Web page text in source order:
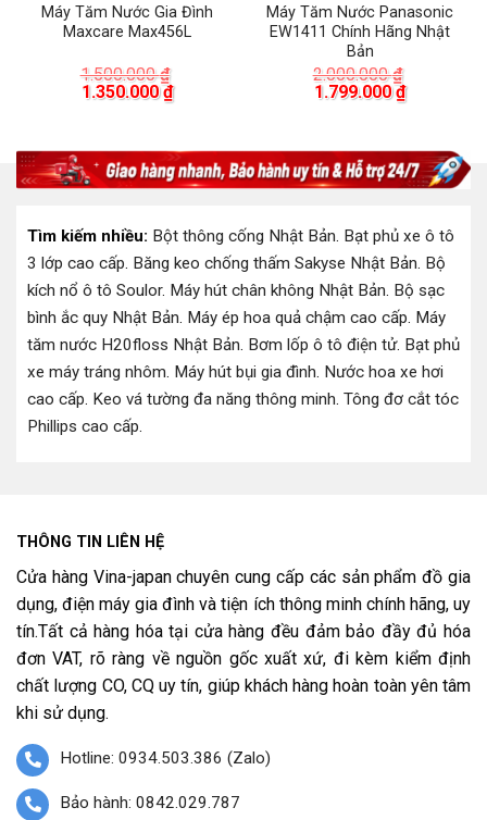
Máy Tăm Nước Gia Đình
Maxcare Max456L
1.500.000₫
Giá
1.350.000₫Giá
hiện
1.350.000 ₫.
Máy Tăm Nước Panasonic
EW1411 Chính Hãng Nhật
Bản
2.000.000₫
Giá
1.799.000₫Giá
hiện
1.799.000
Tìm kiếm nhiều: Bột thông cống Nhật Bản. Bạt phủ xe ô tô
3 lớp cao cấp. Băng keo chống thấm Sakyse Nhật Bản. Bộ
kích nổ ô tô Soulor. Máy hút chân không Nhật Bản. Bộ sạc
bình ắc quy Nhật Bản. Máy ép hoa quả chậm cao cấp. Máy
tăm nước H20floss Nhật Bản. Bơm lốp ô tô điện tử. Bạt phủ
xe máy tráng nhôm. Máy hút bụi gia đình. Nước hoa xe hơi
cao cấp. Keo vá tường đa năng thông minh. Tông đơ cắt tóc
Phillips cao cấp.
THÔNG TIN LIÊN HỆ
Cửa hàng Vina-japan chuyên cung cấp các sản phẩm đồ gia
dụng, điện máy gia đình và tiện ích thông minh chính hãng, uy
tín.Tất cả hàng hóa tại cửa hàng đều đảm bảo đầy đủ hóa
đơn VAT, rõ ràng về nguồn gốc xuất xứ, đi kèm kiểm định
chất lượng CO, CQ uy tín, giúp khách hàng hoàn toàn yên tâm
khi sử dụng.
Hotline: 0934.503.386 (Zalo)
Bảo hành: 0842.029.787